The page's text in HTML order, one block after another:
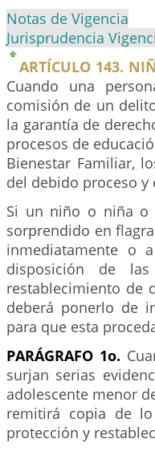
Notas de Vigencia
Jurisprudencia
ARTÍCULO 143.
Cuando una
comisión de un
la garantía de
procesos de
Bienestar Familiar,
del debido proceso y
Si un niño o niña o
sorprendido en
inmediatamente o
disposición de
restablecimiento de
deberá ponerlo de
para que esta
PARÁGRAFO 1o.
surjan serias
adolescente menor
remitirá copia de
protección y